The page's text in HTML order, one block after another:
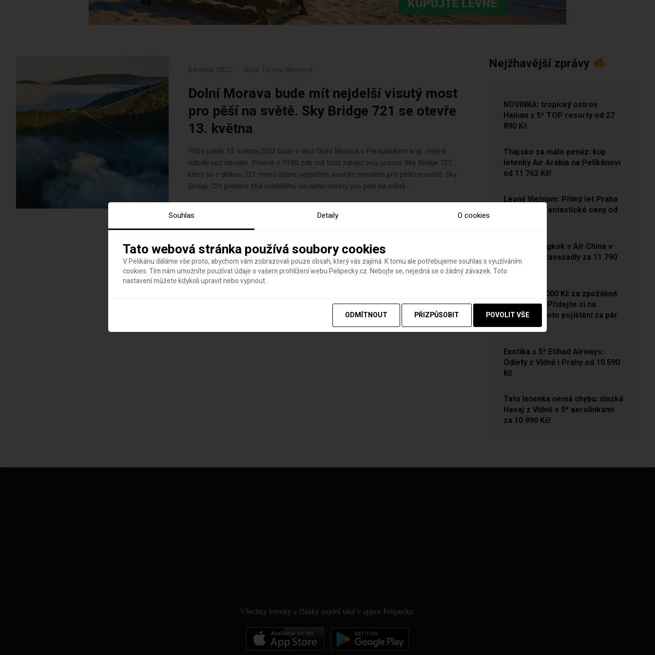
6 května, 2022 autor Tereza Němcová
Dolní Morava bude mít nejdelší visutý most
pro pěší na světě. Sky Bridge 721 se otevře
13. května
Příští pátek 13. května 2022 bude v obci Dolní Morava v Pardubickém kraji zřejmě
rušněji než obvykle. Přesně v 10:00 zde má totiž zahájit svůj provoz Sky Bridge 721,
který se s délkou 721 metrů stane nejdelším visutým mostem pro pěší na světě. Sky
Bridge 721 přebere titul nejdelšího visutého mostu pro pěsí na světě...
Nejžhavější zprávy
NOVINKA: tropický ostrov
Hainan s 5* TOP resorty od 27
890 Kč
Thajsko za málo peněz: kup
letenky Air Arabia na Pelikánovi
od 11 762 Kč!
Levný Vietnam: Přímý let Praha
– Hanoj za fantastické ceny od
Vídeň – Bangkok s Air China v
sezóně se zavazadly za 11 790
Kč!
NOVINKA: 5000 Kč za zpožděné
zavazadlo? Přidejte si na
Pelikánovi toto pojištění za pár
korun
Exotika s 5* Etihad Airways:
Odlety z Vídně i Prahy od 10 590
Kč
Tato letenka nemá chybu: čínská
Havaj z Vídně s 5* aerolinkami
za 10 990 Kč!
Všechny letenky a články najdeš také v appce Pelipecky:
Souhlas Detaily O cookies
Tato webová stránka používá soubory cookies
V Pelikánu děláme vše proto, abychom vám zobrazovali pouze obsah, který vás zajímá. K tomu ale potřebujeme souhlas s využíváním
cookies. Tím nám umožníte používat údaje o vašem prohlížení webu Pelipecky.cz. Nebojte se, nejedná se o žádný závazek. Toto
nastavení můžete kdykoli upravit nebo vypnout.
ODMÍTNOUT PŘIZPŮSOBIT POVOLIT VŠE